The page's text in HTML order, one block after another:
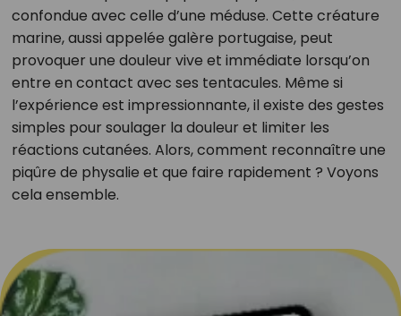
confondue avec celle d’une méduse. Cette créature
marine, aussi appelée galère portugaise, peut
provoquer une douleur vive et immédiate lorsqu’on
entre en contact avec ses tentacules. Même si
l’expérience est impressionnante, il existe des gestes
simples pour soulager la douleur et limiter les
réactions cutanées. Alors, comment reconnaître une
piqûre de physalie et que faire rapidement ? Voyons
cela ensemble.